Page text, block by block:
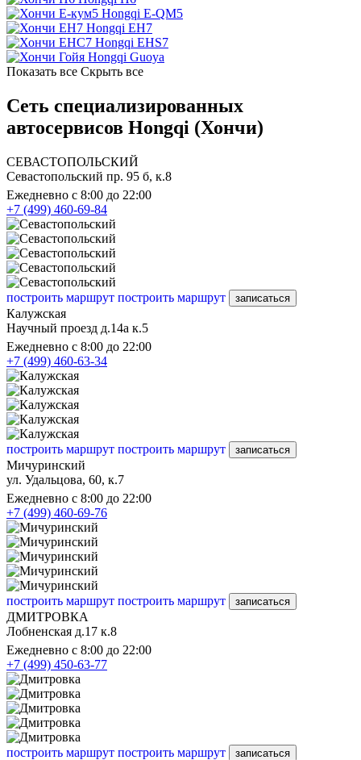
Hongqi E-QM5
Hongqi EH7
Hongqi EHS7
Hongqi Guoya
Показать все Скрыть все
Сеть специализированных
автосервисов Hongqi (Хончи)
СЕВАСТОПОЛЬСКИЙ
Севастопольский пр. 95 б, к.8
Ежедневно с 8:00 до 22:00
+7 (499) 460-69-84
построить маршрут построить маршрут записаться
Калужская
Научный проезд д.14а к.5
Ежедневно с 8:00 до 22:00
+7 (499) 460-63-34
построить маршрут построить маршрут записаться
Мичуринский
ул. Удальцова, 60, к.7
Ежедневно с 8:00 до 22:00
+7 (499) 460-69-76
построить маршрут построить маршрут записаться
ДМИТРОВКА
Лобненская д.17 к.8
Ежедневно с 8:00 до 22:00
+7 (499) 450-63-77
построить маршрут построить маршрут записаться